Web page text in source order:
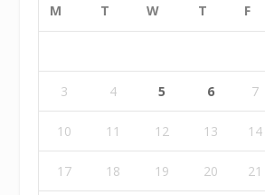
M T W T F
3 4 5 6 7
10 11 12 13 14
17 18 19 20 21